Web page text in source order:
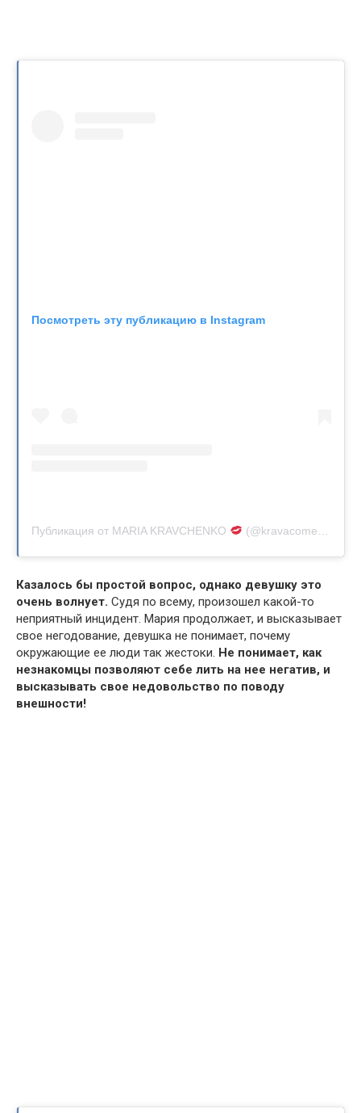
Посмотреть эту публикацию в Instagram
Публикация от MARIA KRAVCHENKO (@kravacomedy)
Казалось бы простой вопрос, однако девушку это
очень волнует. Судя по всему, произошел какой-то
неприятный инцидент. Мария продолжает, и высказывает
свое негодование, девушка не понимает, почему
окружающие ее люди так жестоки. Не понимает, как
незнакомцы позволяют себе лить на нее негатив, и
высказывать свое недовольство по поводу
внешности!